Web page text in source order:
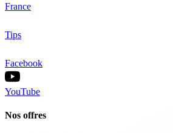
France
Tips
Facebook
YouTube
Nos offres